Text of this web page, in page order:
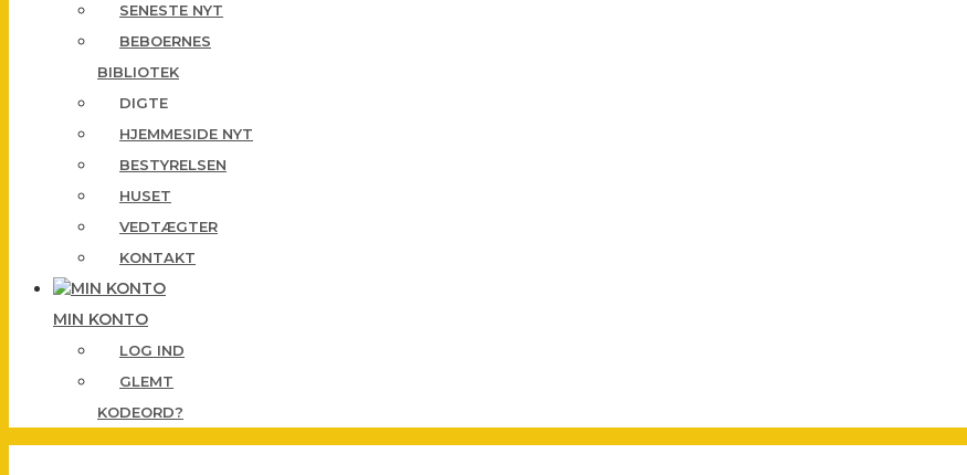
SENESTE NYT
BEBOERNES
BIBLIOTEK
DIGTE
HJEMMESIDE NYT
BESTYRELSEN
HUSET
VEDTÆGTER
KONTAKT
MIN KONTO
LOG IND
GLEMT
KODEORD?